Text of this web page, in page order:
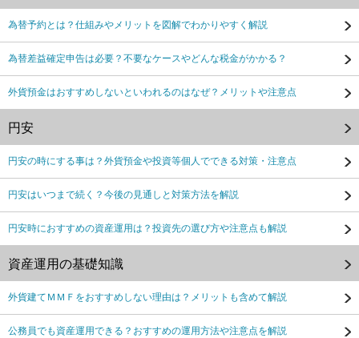
為替予約とは？仕組みやメリットを図解でわかりやすく解説
為替差益確定申告は必要？不要なケースやどんな税金がかかる？
外貨預金はおすすめしないといわれるのはなぜ？メリットや注意点
円安
円安の時にする事は？外貨預金や投資等個人でできる対策・注意点
円安はいつまで続く？今後の見通しと対策方法を解説
円安時におすすめの資産運用は？投資先の選び方や注意点も解説
資産運用の基礎知識
外貨建てＭＭＦをおすすめしない理由は？メリットも含めて解説
公務員でも資産運用できる？おすすめの運用方法や注意点を解説